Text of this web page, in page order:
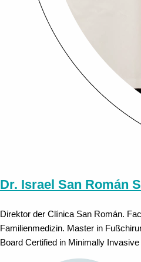
Dr. Israel San Román
Direktor der Clínica San Román.
Familienmedizin. Master in
Board Certified in Minimally